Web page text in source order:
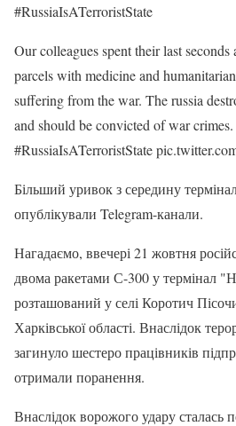
#RussiaIsATerroristState
Our colleagues spent their last
parcels with medicine and
suffering from the war. The russia
and should be convicted of war crimes.
#RussiaIsATerroristState
Більший уривок з середину
опублікували Telegram-канали.
Нагадаємо, ввечері 21 жовтня
двома ракетами С-300 у термінал
розташований у селі Коротич
Харківської області. Внаслідок
загинуло шестеро працівників
отримали поранення.
Внаслідок ворожого удару сталась